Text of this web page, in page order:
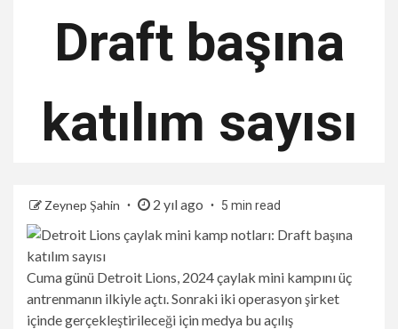
Draft başına
katılım sayısı
Zeynep Şahin 2 yıl ago 5 min read
Cuma günü Detroit Lions, 2024 çaylak mini kampını üç
antrenmanın ilkiyle açtı. Sonraki iki operasyon şirket
içinde gerçekleştirileceği için medya bu açılış